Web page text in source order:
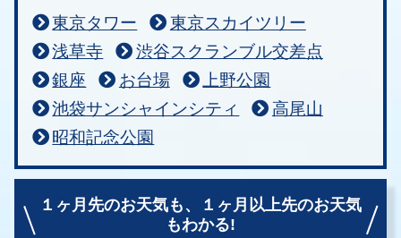
東京タワー
東京スカイツリー
浅草寺
渋谷スクランブル交差点
銀座
お台場
上野公園
池袋サンシャインシティ
高尾山
昭和記念公園
１ヶ月先のお天気も、
１ヶ月以上先のお天気
もわかる!